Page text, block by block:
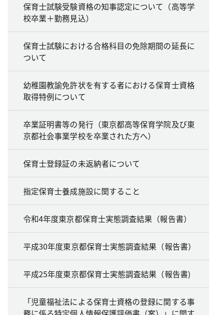
保育士試験受験資格の知事認定について（高等学
校卒業＋勤務見込）
保育士試験における合格科目の免除期間の延長に
ついて
幼稚園教諭免許状を有する者における保育士資格
取得特例について
卒業証明書等の発行（東京都高等保育学院及び東
京都社会事業学校を卒業された方へ）
保育士登録証の未返納者について
指定保育士養成施設に関すること
令和4年度東京都保育士実態調査結果（報告書）
平成30年度東京都保育士実態調査結果（報告書）
平成25年度東京都保育士実態調査結果（報告書)
「児童福祉法による保育士資格の登録に関する事